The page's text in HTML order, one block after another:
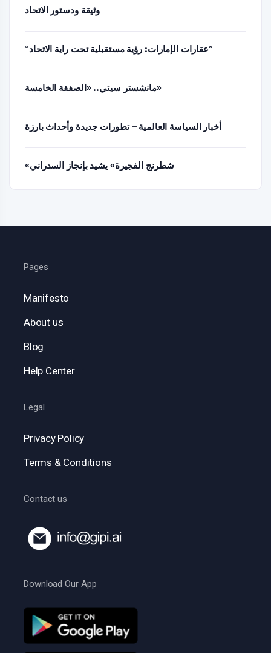
وثيقة ودستور الاتحاد
“عقارات الإمارات: رؤية مستقبلية تحت راية الاتحاد”
مانشستر سيتي.. «الصفقة الخامسة»
أخبار السياسة العالمية – تطورات جديدة وأحداث بارزة
«شطرنج الفجيرة» يشيد بإنجاز السدراني
Pages
Manifesto
About us
Blog
Help Center
Legal
Privacy Policy
Terms & Conditions
Contact us
Download Our App